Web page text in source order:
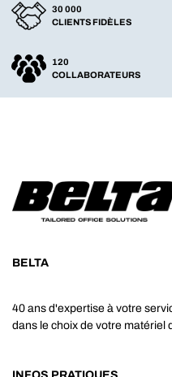
30 000
CLIENTS FIDÈLES
120
COLLABORATEURS
BELTA
40 ans d'expertise à votre
dans le choix de votre matériel